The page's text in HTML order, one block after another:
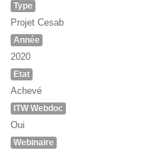
Type
Projet Cesab
Année
2020
Etat
Achevé
ITW Webdoc
Oui
Webinaire